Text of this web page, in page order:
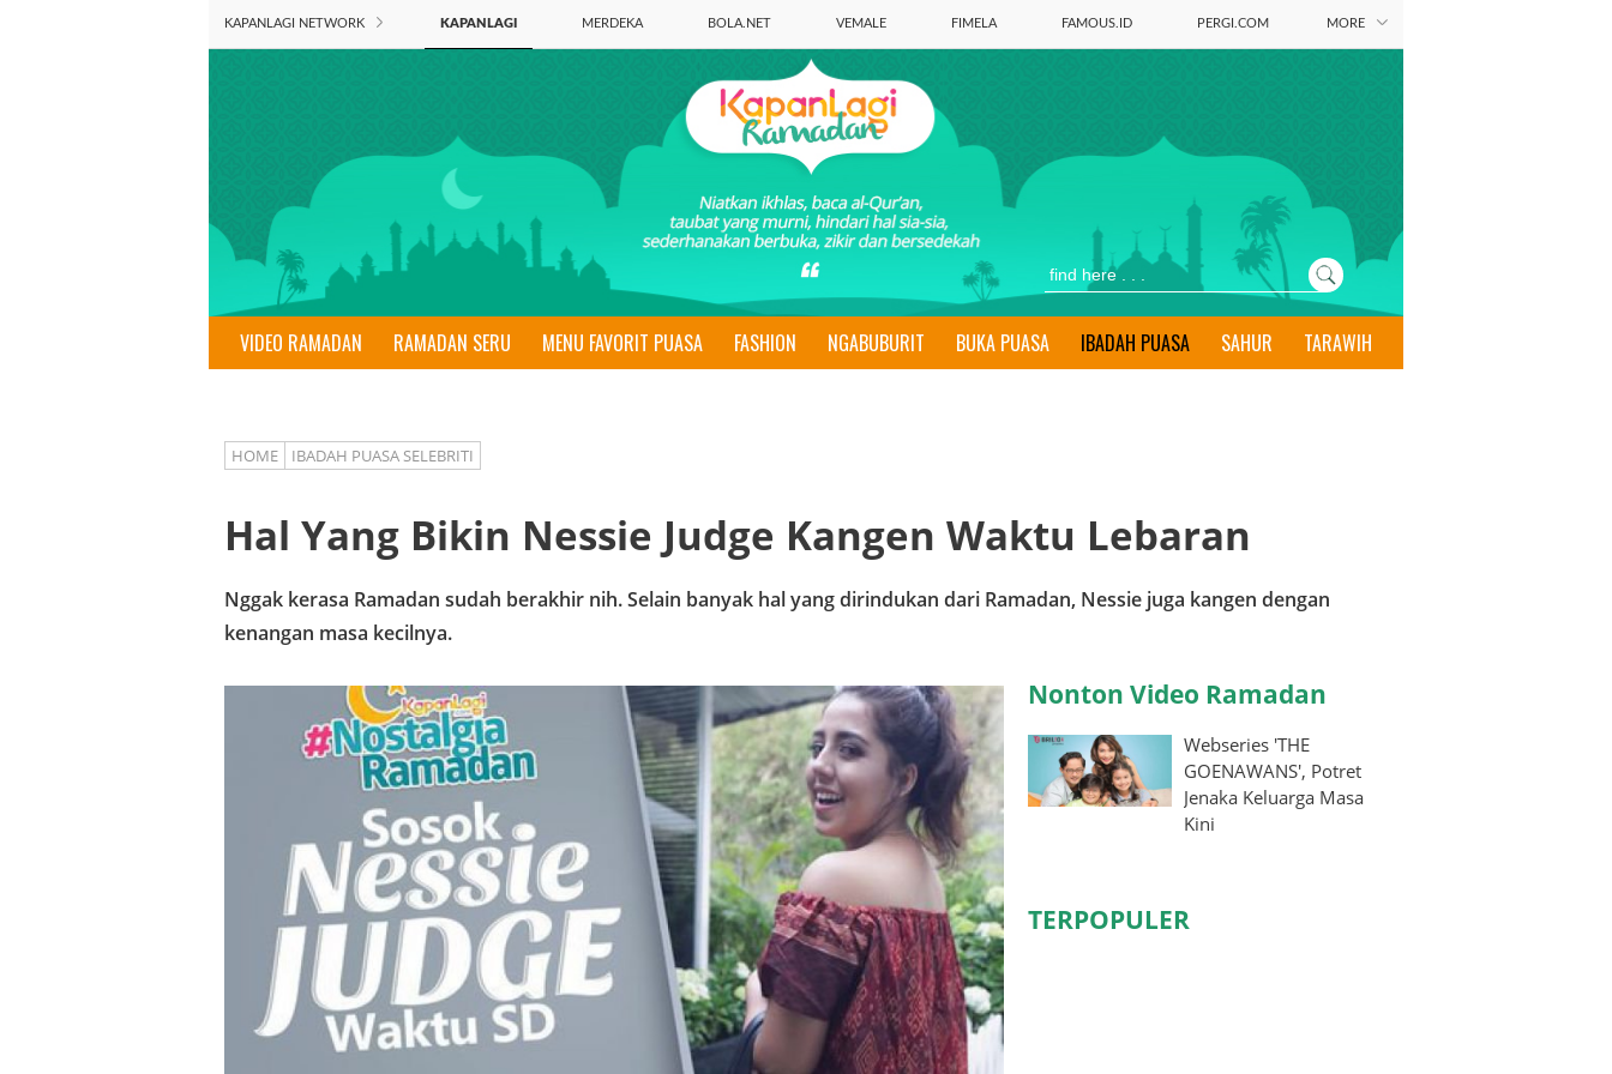
KAPANLAGI NETWORK KAPANLAGI MERDEKA BOLA.NET VEMALE FIMELA FAMOUS.ID PERGI.COM MORE
VIDEO RAMADAN RAMADAN SERU MENU FAVORIT PUASA FASHION NGABUBURIT BUKA PUASA IBADAH PUASA SAHUR TARAWIH
HOME IBADAH PUASA SELEBRITI
Hal Yang Bikin Nessie Judge Kangen Waktu Lebaran
Nggak kerasa Ramadan sudah berakhir nih. Selain banyak hal yang dirindukan dari Ramadan, Nessie juga kangen dengan
kenangan masa kecilnya.
Nonton Video Ramadan
Webseries 'THE
GOENAWANS', Potret
Jenaka Keluarga Masa
Kini
TERPOPULER